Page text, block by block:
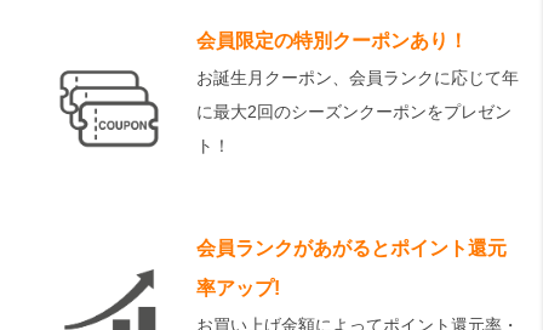
会員限定の特別クーポンあり！
お誕生月クーポン、会員ランクに応じて年
に最大2回のシーズンクーポンをプレゼン
ト！
会員ランクがあがるとポイント還元
率アップ!
お買い上げ金額によってポイント還元率・